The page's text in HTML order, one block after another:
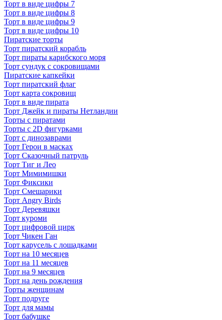
Торт в виде цифры 7
Торт в виде цифры 8
Торт в виде цифры 9
Торт в виде цифры 10
Пиратские торты
Торт пиратский корабль
Торт пираты карибского моря
Торт сундук с сокровищами
Пиратские капкейки
Торт пиратский флаг
Торт карта сокровищ
Торт в виде пирата
Торт Джейк и пираты Нетландии
Торты с пиратами
Торты с 2D фигурками
Торт с динозаврами
Торт Герои в масках
Торт Сказочный патруль
Торт Тиг и Лео
Торт Мимимишки
Торт Фиксики
Торт Смешарики
Торт Angry Birds
Торт Деревяшки
Торт куроми
Торт цифровой цирк
Торт Чикен Ган
Торт карусель с лошадками
Торт на 10 месяцев
Торт на 11 месяцев
Торт на 9 месяцев
Торт на день рождения
Торты женщинам
Торт подруге
Торт для мамы
Торт бабушке